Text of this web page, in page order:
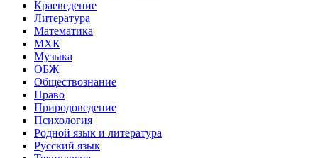
Краеведение
Литература
Математика
МХК
Музыка
ОБЖ
Обществознание
Право
Природоведение
Психология
Родной язык и литература
Русский язык